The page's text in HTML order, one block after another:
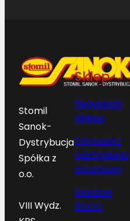
Stomil
Sanok-
Dystrybucja
Spółka z
o.o.
VIII Wydz.
Sklep
Regulamin
sklepu
Formularz
odstąpienia
od umowy
Klauzula
RODO